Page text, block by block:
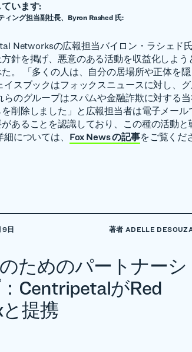
います:
ィング担当副社長、Byron Rashed 氏:
Networksの広報担当バイロン・ラシェド
針を掲げ、悪意のある活動を収益化しよう
。 「多くの人は、自分の居場所や正体を
スブックはフォックスニュースに対し、
らのグループはスパムや金融詐欺に対する
削除しました」と広報担当者は電子メール
あることを認識しており、この種の活動
については、 Fox News の記事をご覧くだ
日 著者 ADELLE
ためのパートナーシ
CentripetalがRed
提携